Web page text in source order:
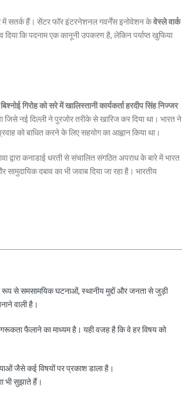
में सतर्क हैं। सेंटर फॉर इंटरनेशनल गवर्नेंस इनोवेशन केवेस्ले वार्क
दिया कि पदनाम एक कानूनी उपकरण है, लेकिन पर्याप्त खुफिया
गिरोह को सरे में खालिस्तानी कार्यकर्ता हरदीप सिंह निज्जर
नई दिल्ली ने पुरजोर तरीके से खारिज कर दिया था। भारत ने
को बाधित करने के लिए सहयोग का आह्वान किया था।
कनाडाई धरती से संचालित संगठित अपराध के बारे में भारत
दबाव का भी जवाब दिया जा रहा है। भारतीय
से समसामयिक घटनाओं, स्थानीय मुद्दों और जनता से जुड़ी
वाली है।
फैलाने का माध्यम है। यही वजह है कि वे हर विषय को
जैसे कई विषयों पर प्रकाश डाला है।
भी सुझाते हैं।